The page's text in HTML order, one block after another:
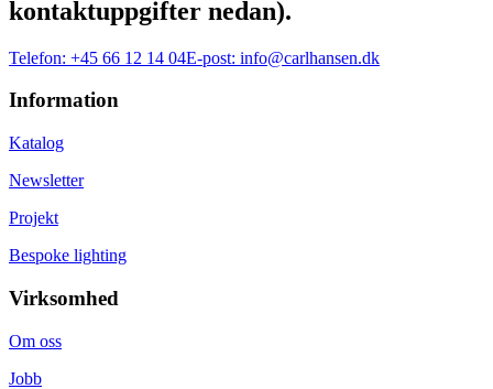
kontaktuppgifter nedan).
Telefon: +45 66 12 14 04E-post: info@carlhansen.dk
Information
Katalog
Newsletter
Projekt
Bespoke lighting
Virksomhed
Om oss
Jobb